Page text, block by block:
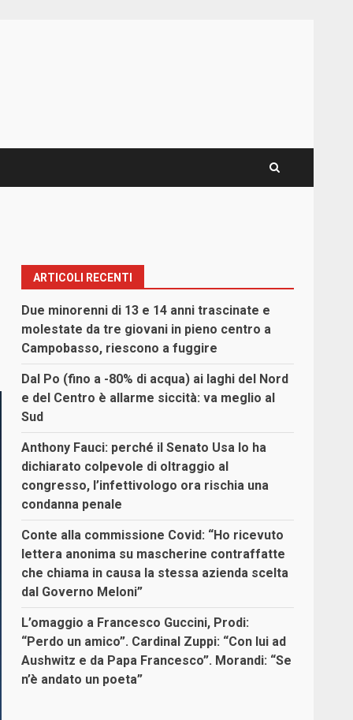
ARTICOLI RECENTI
Due minorenni di 13 e 14 anni trascinate e
molestate da tre giovani in pieno centro a
Campobasso, riescono a fuggire
Dal Po (fino a -80% di acqua) ai laghi del Nord
e del Centro è allarme siccità: va meglio al
Sud
Anthony Fauci: perché il Senato Usa lo ha
dichiarato colpevole di oltraggio al
congresso, l’infettivologo ora rischia una
condanna penale
Conte alla commissione Covid: “Ho ricevuto
lettera anonima su mascherine contraffatte
che chiama in causa la stessa azienda scelta
dal Governo Meloni”
L’omaggio a Francesco Guccini, Prodi:
“Perdo un amico”. Cardinal Zuppi: “Con lui ad
Aushwitz e da Papa Francesco”. Morandi: “Se
n’è andato un poeta”